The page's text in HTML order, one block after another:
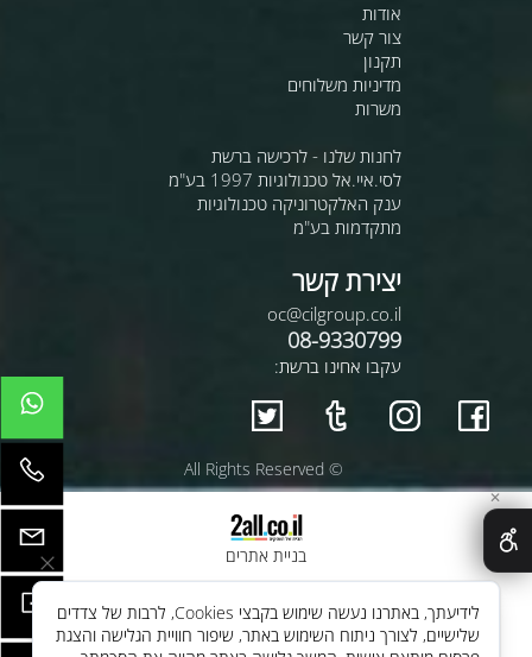
אודות
צור קשר
תקנון
מדיניות משלוחים
משרות
לחנות שלנו - לרכישה ברשת
לסי.איי.אל טכנולוגיות 1997 בע"מ
ענק האלקטרוניקה טכנולוגיות
מתקדמות בע"מ
יצירת קשר
oc@cilgroup.co.il
08-9330799
עקבו אחינו ברשת:
© All Rights Reserved
בניית אתרים
✕
לידיעתך, באתרנו נעשה שימוש בקבצי Cookies, לרבות של צדדים
שלישיים, לצורך ניתוח השימוש באתר, שיפור חוויית הגלישה והצגת